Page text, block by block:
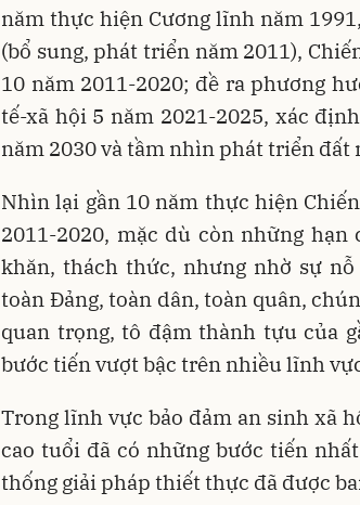
năm thực hiện Cương lĩnh năm
(bổ sung, phát triển năm 2011),
10 năm 2011-2020; đề ra phương
tế-xã hội 5 năm 2021-2025, xác
năm 2030 và tầm nhìn phát triển đất
Nhìn lại gần 10 năm thực hiện
2011-2020, mặc dù còn những hạn
khăn, thách thức, nhưng nhờ sự
toàn Đảng, toàn dân, toàn quân,
quan trọng, tô đậm thành tựu của
bước tiến vượt bậc trên nhiều lĩnh
Trong lĩnh vực bảo đảm an sinh xã
cao tuổi đã có những bước tiến
thống giải pháp thiết thực đã được